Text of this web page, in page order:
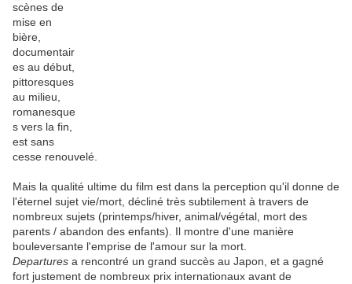
scènes de
mise en
bière,
documentair
es au début,
pittoresques
au milieu,
romanesque
s vers la fin,
est sans
cesse renouvelé.
Mais la qualité ultime du film est dans la perception qu'il donne de
l'éternel sujet vie/mort, décliné très subtilement à travers de
nombreux sujets (printemps/hiver, animal/végétal, mort des
parents / abandon des enfants). Il montre d'une manière
bouleversante l'emprise de l'amour sur la mort.
Departures a rencontré un grand succès au Japon, et a gagné
fort justement de nombreux prix internationaux avant de